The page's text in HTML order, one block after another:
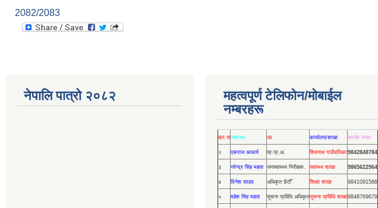
2082/2083
नेपालि पात्रो २०८२
महत्वपूर्ण टेलिफोन/मोबाईल
नम्बरहरू
क्र.सनाम/थर पद कार्यालय/शाखा सम्पर्क नम्वर
२ एकराज आचार्य प्र.प्र.अ. शिवनाथ गाउँपालिका9842848784
३ नरेन्द्र सिंह महता जनस्वास्थ्य निरीक्षक. स्वास्थ्य शाखा 9865622964
४ दिनेश साउद अधिकृत छैटौँ शिक्षाा शाखा 9841091588
५ महेश सिंह महता सूचना प्रविधि अधिकृतसूचना प्रविधि शाखा9848769679